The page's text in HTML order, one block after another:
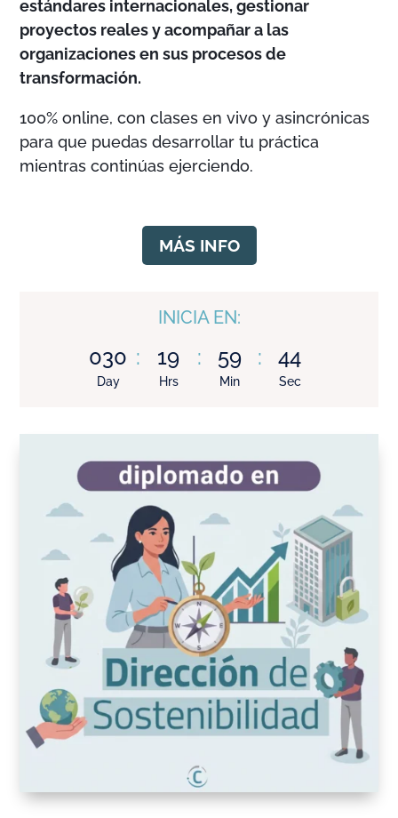
estándares internacionales, gestionar
proyectos reales y acompañar a las
organizaciones en sus procesos de
transformación.
100% online, con clases en vivo y asincrónicas
para que puedas desarrollar tu práctica
mientras continúas ejerciendo.
MÁS INFO
INICIA EN:
030
Day
: 19
Hrs
: 59
Min
: 43
Sec